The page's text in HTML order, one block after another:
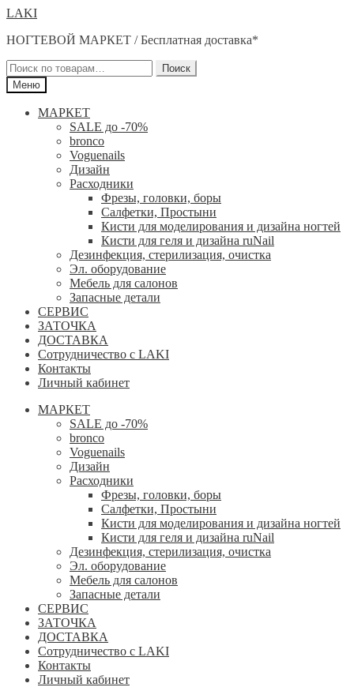
Перейти
навигации
Перейти
содержимому
LAKI
НОГТЕВОЙ МАРКЕТ / Бесплатная доставка*
Искать:
Поиск
Меню
МАРКЕТ
SALE до -70%
bronco
Voguenails
Дизайн
Расходники
Фрезы, головки, боры
Салфетки, Простыни
Кисти для моделирования и дизайна ногтей
Кисти для геля и дизайна ruNail
Дезинфекция, стерилизация, очистка
Эл. оборудование
Мебель для салонов
Запасные детали
СЕРВИС
ЗАТОЧКА
ДОСТАВКА
Сотрудничество с LAKI
Контакты
Личный кабинет
МАРКЕТ
SALE до -70%
bronco
Voguenails
Дизайн
Расходники
Фрезы, головки, боры
Салфетки, Простыни
Кисти для моделирования и дизайна ногтей
Кисти для геля и дизайна ruNail
Дезинфекция, стерилизация, очистка
Эл. оборудование
Мебель для салонов
Запасные детали
СЕРВИС
ЗАТОЧКА
ДОСТАВКА
Сотрудничество с LAKI
Контакты
Личный кабинет